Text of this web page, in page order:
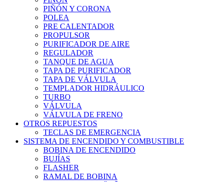
PIÑÓN Y CORONA
POLEA
PRE CALENTADOR
PROPULSOR
PURIFICADOR DE AIRE
REGULADOR
TANQUE DE AGUA
TAPA DE PURIFICADOR
TAPA DE VÁLVULA
TEMPLADOR HIDRÁULICO
TURBO
VÁLVULA
VÁLVULA DE FRENO
OTROS REPUESTOS
TECLAS DE EMERGENCIA
SISTEMA DE ENCENDIDO Y COMBUSTIBLE
BOBINA DE ENCENDIDO
BUJÍAS
FLASHER
RAMAL DE BOBINA